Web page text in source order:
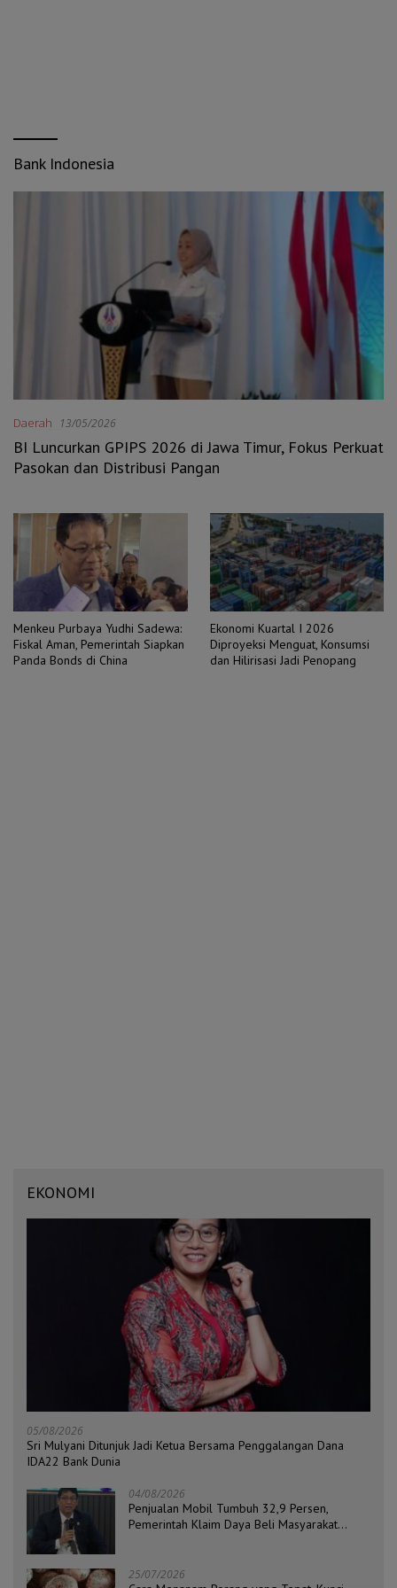
Bank Indonesia
Daerah 13/05/2026
BI Luncurkan GPIPS 2026 di Jawa Timur, Fokus Perkuat
Pasokan dan Distribusi Pangan
Menkeu Purbaya Yudhi Sadewa:
Fiskal Aman, Pemerintah Siapkan
Panda Bonds di China
Ekonomi Kuartal I 2026
Diproyeksi Menguat, Konsumsi
dan Hilirisasi Jadi Penopang
EKONOMI
05/08/2026
Sri Mulyani Ditunjuk Jadi Ketua Bersama Penggalangan Dana
IDA22 Bank Dunia
04/08/2026
Penjualan Mobil Tumbuh 32,9 Persen,
Pemerintah Klaim Daya Beli Masyarakat
25/07/2026